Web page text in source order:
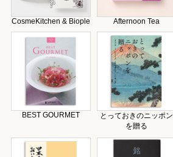
CosmeKitchen & Biople Afternoon Tea
BEST GOURMET
とっておきのニッポン
を贈る